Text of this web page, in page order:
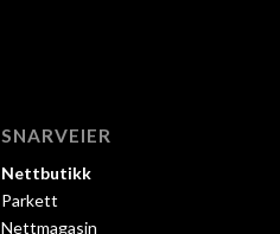
SNARVEIER
Nettbutikk
Parkett
Nettmagasin